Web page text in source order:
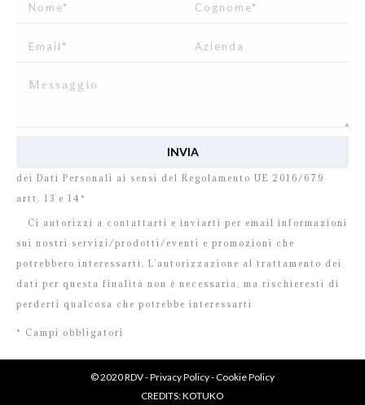
dei Dati Personali ai sensi del Regolamento UE 2016/679
artt. 13 e 14*
Ci autorizzi a contattarti e inviarti per email informazioni
sui nostri servizi/prodotti/eventi e promozioni che
potrebbero interessarti. L’autorizzazione al trattamento dei
dati per questa finalità non è necessaria, ma rischieresti di
perderti qualcosa che potrebbe interessarti
* Campi obbligatori
© 2020 RDV -Privacy Policy-Cookie Policy
CREDITS:KOTUKO